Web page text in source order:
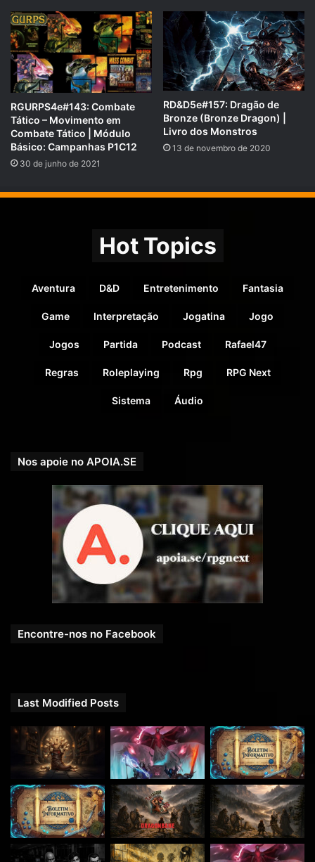
Calendário da Fronteira Selvagem (Reino de Faerûn, no mundo de
Toril):
Época do ano:Outono.
Dia:
20.
. (“Eleint” – O Desvanecer).
Ano:1492 CV .
Próximo feriado:Festival da Alta Maré da Colheita
(4º grande festival do ano), que ocorre no início do
mês do ano, em outras palavras, do mês Eleint,
Calendário da aventura:
Referência Bibliográfica:Player’s Handbook – D&D 5e
NOVIDADE!!! Dungeons & Dragons Core Rulebook Gift
← clique para comprar
RGURPS4e#143: Combate
Tático – Movimento em
Combate Tático | Módulo
Básico: Campanhas P1C12
30 de junho de 2021
RD&D5e#157: Dragão de
Bronze (Bronze Dragon) |
Livro dos Monstros
13 de novembro de 2020
Hot Topics
Aventura D&D Entretenimento Fantasia
Game Interpretação Jogatina Jogo
Jogos Partida Podcast Rafael47
Regras Roleplaying Rpg RPG Next
Sistema Áudio
Nos apoie no APOIA.SE
Encontre-nos no Facebook
Last Modified Posts